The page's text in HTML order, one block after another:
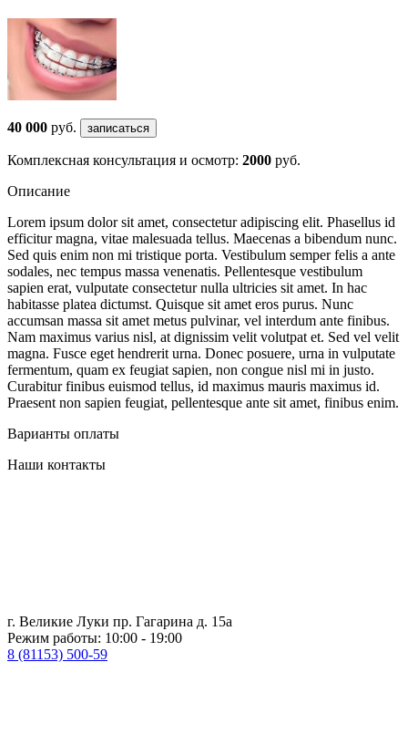
40 000 руб. записаться
Комплексная консультация и осмотр: 2000 руб.
Описание
Lorem ipsum dolor sit amet, consectetur adipiscing elit. Phasellus id
efficitur magna, vitae malesuada tellus. Maecenas a bibendum nunc.
Sed quis enim non mi tristique porta. Vestibulum semper felis a ante
sodales, nec tempus massa venenatis. Pellentesque vestibulum
sapien erat, vulputate consectetur nulla ultricies sit amet. In hac
habitasse platea dictumst. Quisque sit amet eros purus. Nunc
accumsan massa sit amet metus pulvinar, vel interdum ante finibus.
Nam maximus varius nisl, at dignissim velit volutpat et. Sed vel velit
magna. Fusce eget hendrerit urna. Donec posuere, urna in vulputate
fermentum, quam ex feugiat sapien, non congue nisl mi in justo.
Curabitur finibus euismod tellus, id maximus mauris maximus id.
Praesent non sapien feugiat, pellentesque ante sit amet, finibus enim.
Варианты оплаты
Наши контакты
г. Великие Луки пр. Гагарина д. 15а
Режим работы: 10:00 - 19:00
8 (81153) 500-59